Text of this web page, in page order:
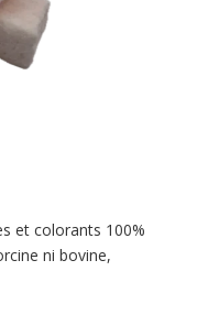
et colorants 100%
ni bovine,